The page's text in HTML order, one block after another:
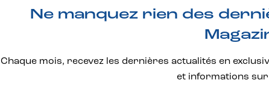
Ne manquez rien des
Chaque mois, recevez les dernières actualités en
et informations sur